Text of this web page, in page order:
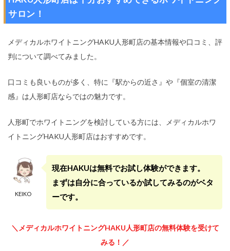
サロン！
メディカルホワイトニングHAKU人形町店の基本情報や口コミ、評
判について調べてみました。
口コミも良いものが多く、特に『駅からの近さ』や『個室の清潔
感』は人形町店ならではの魅力です。
人形町でホワイトニングを検討している方には、メディカルホワ
イトニングHAKU人形町店はおすすめです。
KEIKO
現在HAKUは無料でお試し体験ができます。
まずは自分に合っているか試してみるのがベタ
ーです。
＼メディカルホワイトニングHAKU人形町店の無料体験を受けて
みる！／